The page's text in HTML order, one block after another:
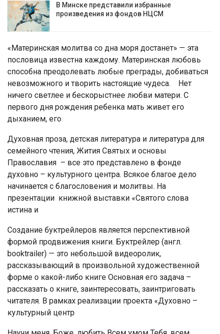
В Минске представили избранные
произведения из фондов НЦСМ
«Материнская молитва со дна моря достанет» — эта
пословица известна каждому. Материнская любовь
способна преодолевать любые преграды, добиваться
невозможного и творить настоящие чудеса. Нет
ничего светлее и бескорыстнее любви матери. С
первого дня рождения ребенка мать живет его
дыханием, его
Духовная проза, детская литература и литература для
семейного чтения, Жития Святых и основы
Православия – все это представлено в фонде
духовно – культурного центра. Всякое благое дело
начинается с благословения и молитвы. На
презентации книжной выставки «Святого слова
истина и
Создание буктрейлеров является перспективной
формой продвижения книги. Буктрейлер (англ.
booktrailer) — это небольшой видеоролик,
рассказывающий в произвольной художественной
форме о какой-либо книге Основная его задача –
рассказать о книге, заинтересовать, заинтриговать
читателя. В рамках реализации проекта «Духовно –
культурный центр